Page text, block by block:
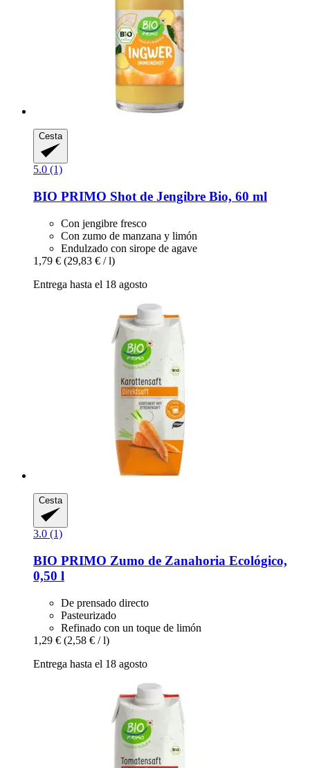
Cesta
5.0 (1)
BIO PRIMO Shot de Jengibre Bio, 60 ml
Con jengibre fresco
Con zumo de manzana y limón
Endulzado con sirope de agave
1,79 € (29,83 € / l)
Entrega hasta el 18 agosto
Cesta
3.0 (1)
BIO PRIMO Zumo de Zanahoria Ecológico,
0,50 l
De prensado directo
Pasteurizado
Refinado con un toque de limón
1,29 € (2,58 € / l)
Entrega hasta el 18 agosto